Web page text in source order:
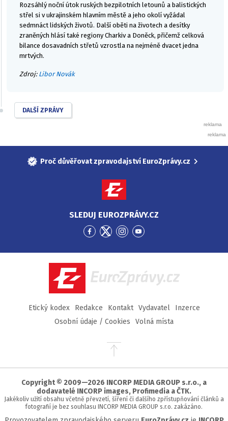
Rozsáhlý noční útok ruských bezpilotních letounů a balistických
střel si v ukrajinském hlavním městě a jeho okolí vyžádal
sedmnáct lidských životů. Další oběti na životech a desítky
zraněných hlásí také regiony Charkiv a Doněck, přičemž celková
bilance dosavadních střetů vzrostla na nejméně dvacet jedna
mrtvých.
Zdroj: Libor Novák
DALŠÍ ZPRÁVY
Proč důvěřovat zpravodajství EuroZprávy.cz
SLEDUJ EUROZPRÁVY.CZ
Přejít
Facebook
Přejít
Twitter
Přejít
Instagram
Přejít
YouTube
EuroZprávy.cz
Etický kodex Redakce Kontakt Vydavatel
Inzerce
Osobní údaje / Cookies
Volná místa
Přejít
stránky
Copyright © 2009—2026 INCORP MEDIA GROUP s.r.o., a
dodavatelé INCORP images, Profimedia a ČTK.
Jakékoliv užití obsahu včetně převzetí, šíření či dalšího zpřístupňování článků a
fotografií je bez souhlasu INCORP MEDIA GROUP s.r.o. zakázáno.